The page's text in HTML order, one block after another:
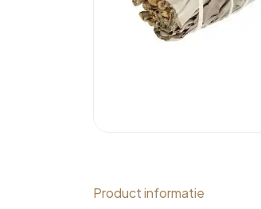
Product informatie